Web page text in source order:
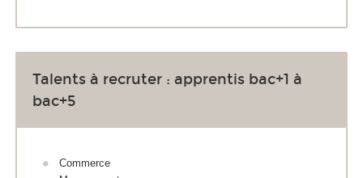
Talents à recruter : apprentis bac+1 à
bac+5
Commerce